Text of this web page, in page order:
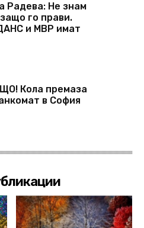
Радева: Не знам
го прави.
и МВР имат
Кола премаза
в София